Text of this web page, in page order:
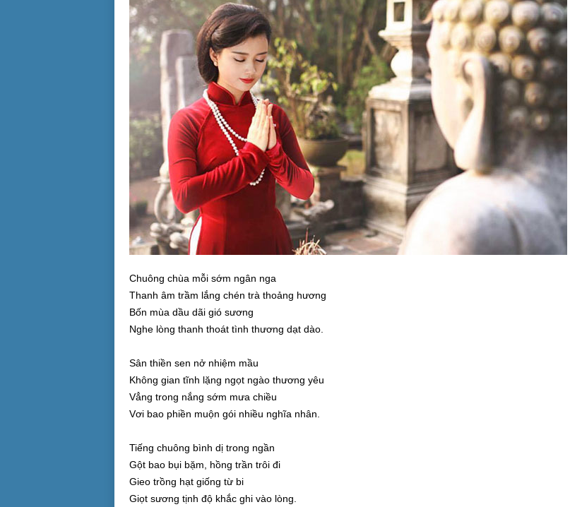
Chuông chùa mỗi sớm ngân nga
Thanh âm trầm lắng chén trà thoảng hương
Bốn mùa dầu dãi gió sương
Nghe lòng thanh thoát tình thương dạt dào.
Sân thiền sen nở nhiệm mầu
Không gian tĩnh lặng ngọt ngào thương yêu
Vẳng trong nắng sớm mưa chiều
Vơi bao phiền muộn gói nhiều nghĩa nhân.
Tiếng chuông bình dị trong ngần
Gột bao bụi bặm, hồng trần trôi đi
Gieo trồng hạt giống từ bi
Giọt sương tịnh độ khắc ghi vào lòng.